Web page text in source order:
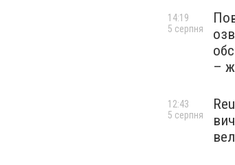
–
14:19
5 серпня
12:43
5 серпня